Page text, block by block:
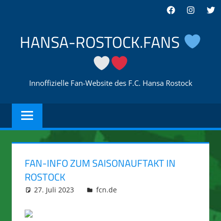
springen
Facebook
HANSA-ROSTOCK.FANS
Innoffizielle Fan-Website des F.C. Hansa Rostock
FAN-INFO ZUM SAISONAUFTAKT IN
ROSTOCK
27. Juli 2023 integromat
fcn.de